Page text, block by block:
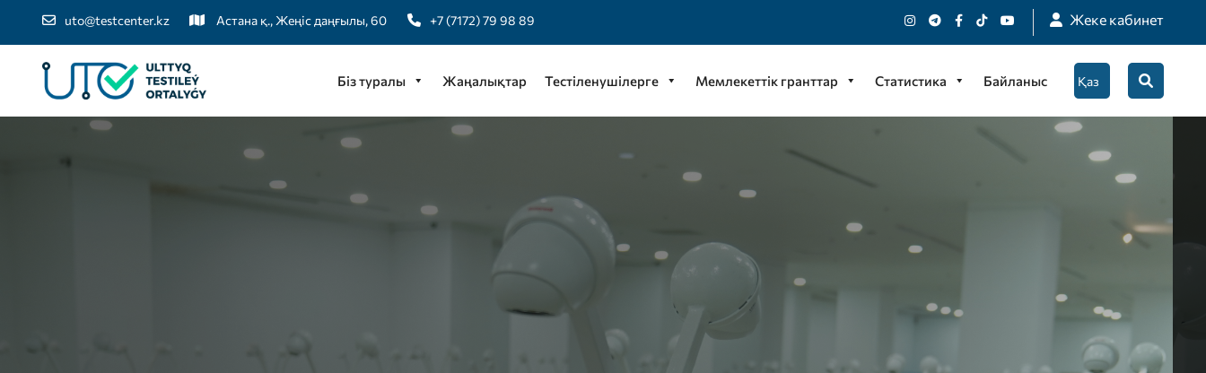
uto@testcenter.kz Астана қ., Жеңіс даңғылы, 60 +7 (7172) 79 98 89 Жеке кабинет
Біз туралы Жаңалықтар Тестіленушілерге Мемлекеттік гранттар Статистика Байланыс